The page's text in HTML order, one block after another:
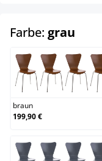
Farbe: grau
braun
braun
199,90 €